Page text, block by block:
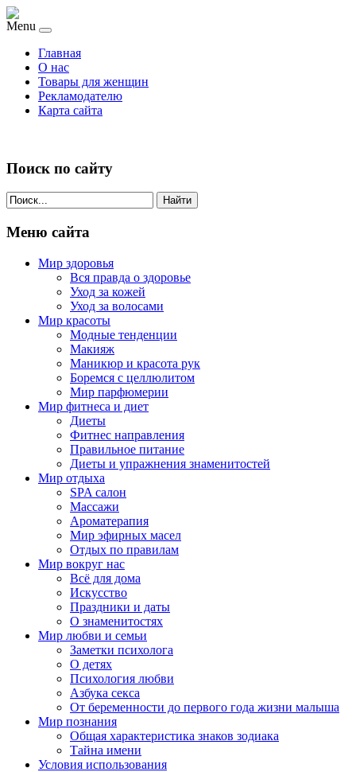
Menu
Главная
О нас
Товары для женщин
Рекламодателю
Карта сайта
Поиск по сайту
Найти
Меню сайта
Мир здоровья
Вся правда о здоровье
Уход за кожей
Уход за волосами
Мир красоты
Модные тенденции
Макияж
Маникюр и красота рук
Боремся с целлюлитом
Мир парфюмерии
Мир фитнеса и диет
Диеты
Фитнес направления
Правильное питание
Диеты и упражнения знаменитостей
Мир отдыха
SPA салон
Массажи
Ароматерапия
Мир эфирных масел
Отдых по правилам
Мир вокруг нас
Всё для дома
Искусство
Праздники и даты
О знаменитостях
Мир любви и семьи
Заметки психолога
О детях
Психология любви
Азбука секса
От беременности до первого года жизни малыша
Мир познания
Общая характеристика знаков зодиака
Тайна имени
Условия использования